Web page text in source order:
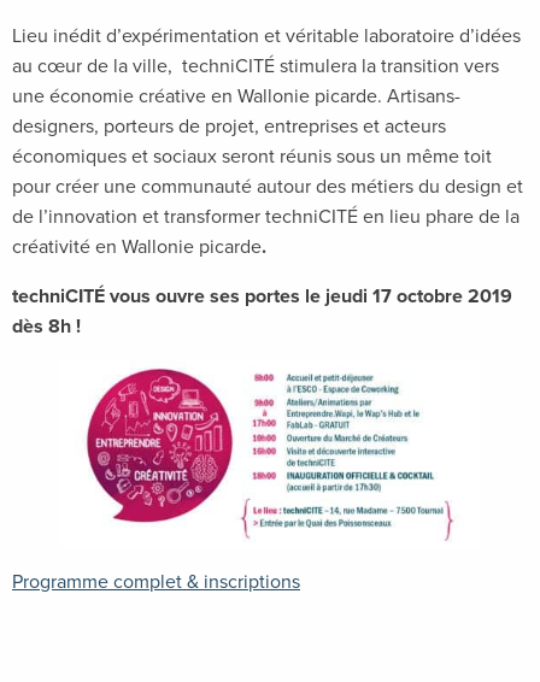
Lieu inédit d’expérimentation et véritable laboratoire d’idées
au cœur de la ville, techniCITÉ stimulera la transition vers
une économie créative en Wallonie picarde. Artisans-
designers, porteurs de projet, entreprises et acteurs
économiques et sociaux seront réunis sous un même toit
pour créer une communauté autour des métiers du design et
de l’innovation et transformer techniCITÉ en lieu phare de la
créativité en Wallonie picarde.
techniCITÉ vous ouvre ses portes le jeudi 17 octobre 2019
dès 8h !
Programme complet & inscriptions